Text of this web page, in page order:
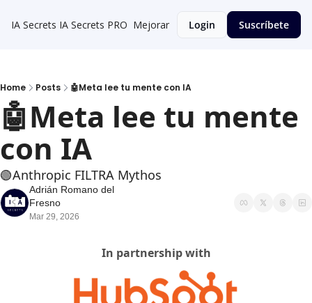
IA Secrets IA Secrets PRO Mejorar Login Suscríbete
Home Posts 🤖Meta lee tu mente con IA
🤖Meta lee tu mente
con IA
🟢Anthropic FILTRA Mythos
Adrián Romano del
Fresno
Mar 29, 2026
In partnership with